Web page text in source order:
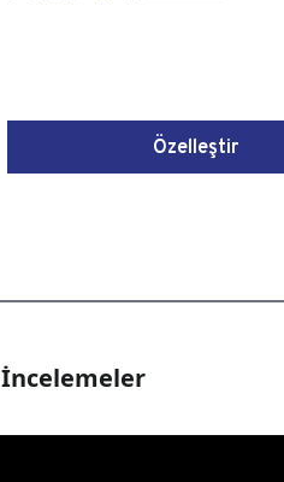
Özelleştir
İncelemeler